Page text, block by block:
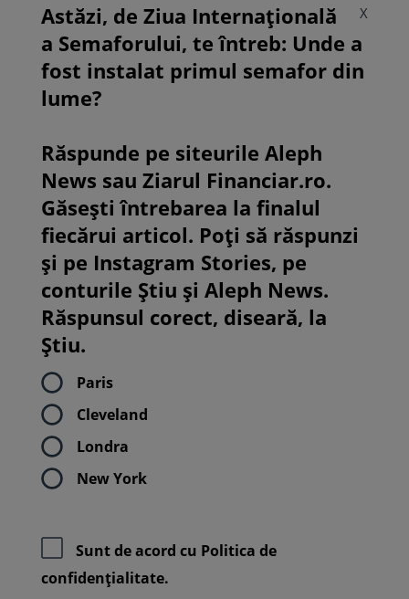
X
Astăzi, de Ziua Internațională
a Semaforului, te întreb: Unde a
fost instalat primul semafor din
lume?
Răspunde pe siteurile Aleph
News sau Ziarul Financiar.ro.
Găsești întrebarea la finalul
fiecărui articol. Poți să răspunzi
și pe Instagram Stories, pe
conturile Știu și Aleph News.
Răspunsul corect, diseară, la
Știu.
Paris
Cleveland
Londra
New York
Sunt de acord cu Politica de
confidenţialitate.